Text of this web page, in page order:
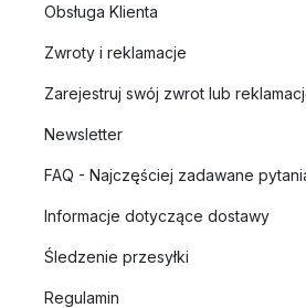
Obsługa Klienta
Zwroty i reklamacje
Zarejestruj swój zwrot lub
Newsletter
FAQ - Najczęściej zadawane
Informacje dotyczące dostawy
Śledzenie przesyłki
Regulamin